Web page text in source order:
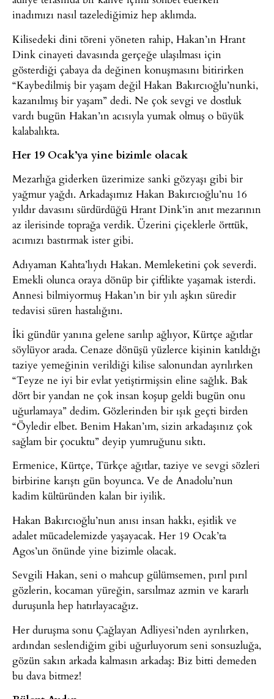
inadımızı nasıl tazelediğimiz hep aklımda.
Kilisedeki dini töreni yöneten rahip, Hakan’ın Hrant
Dink cinayeti davasında gerçeğe ulaşılması için
gösterdiği çabaya da değinen konuşmasını bitirirken
“Kaybedilmiş bir yaşam değil Hakan Bakırcıoğlu’nunki,
kazanılmış bir yaşam” dedi. Ne çok sevgi ve dostluk
vardı bugün Hakan’ın acısıyla yumak olmuş o büyük
kalabalıkta.
Her 19 Ocak’ya yine bizimle olacak
Mezarlığa giderken üzerimize sanki gözyaşı gibi bir
yağmur yağdı. Arkadaşımız Hakan Bakırcıoğlu’nu 16
yıldır davasını sürdürdüğü Hrant Dink’in anıt mezarının
az ilerisinde toprağa verdik. Üzerini çiçeklerle örttük,
acımızı bastırmak ister gibi.
Adıyaman Kahta’lıydı Hakan. Memleketini çok severdi.
Emekli olunca oraya dönüp bir çiftlikte yaşamak isterdi.
Annesi bilmiyormuş Hakan’ın bir yılı aşkın süredir
tedavisi süren hastalığını.
İki gündür yanına gelene sarılıp ağlıyor, Kürtçe ağıtlar
söylüyor arada. Cenaze dönüşü yüzlerce kişinin katıldığı
taziye yemeğinin verildiği kilise salonundan ayrılırken
“Teyze ne iyi bir evlat yetiştirmişsin eline sağlık. Bak
dört bir yandan ne çok insan koşup geldi bugün onu
uğurlamaya” dedim. Gözlerinden bir ışık geçti birden
“Öyledir elbet. Benim Hakan’ım, sizin arkadaşınız çok
sağlam bir çocuktu” deyip yumruğunu sıktı.
Ermenice, Kürtçe, Türkçe ağıtlar, taziye ve sevgi sözleri
birbirine karıştı gün boyunca. Ve de Anadolu’nun
kadim kültüründen kalan bir iyilik.
Hakan Bakırcıoğlu’nun anısı insan hakkı, eşitlik ve
adalet mücadelemizde yaşayacak. Her 19 Ocak’ta
Agos’un önünde yine bizimle olacak.
Sevgili Hakan, seni o mahcup gülümsemen, pırıl pırıl
gözlerin, kocaman yüreğin, sarsılmaz azmin ve kararlı
duruşunla hep hatırlayacağız.
Her duruşma sonu Çağlayan Adliyesi’nden ayrılırken,
ardından seslendiğim gibi uğurluyorum seni sonsuzluğa,
gözün sakın arkada kalmasın arkadaş: Biz bitti demeden
bu dava bitmez!